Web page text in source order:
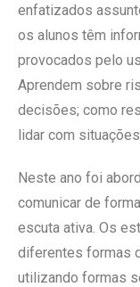
enfatizados
os alunos têm
provocados pelo
Aprendem sobre
decisões; como
lidar com
Neste ano foi
comunicar de
escuta ativa. Os
diferentes formas
utilizando formas